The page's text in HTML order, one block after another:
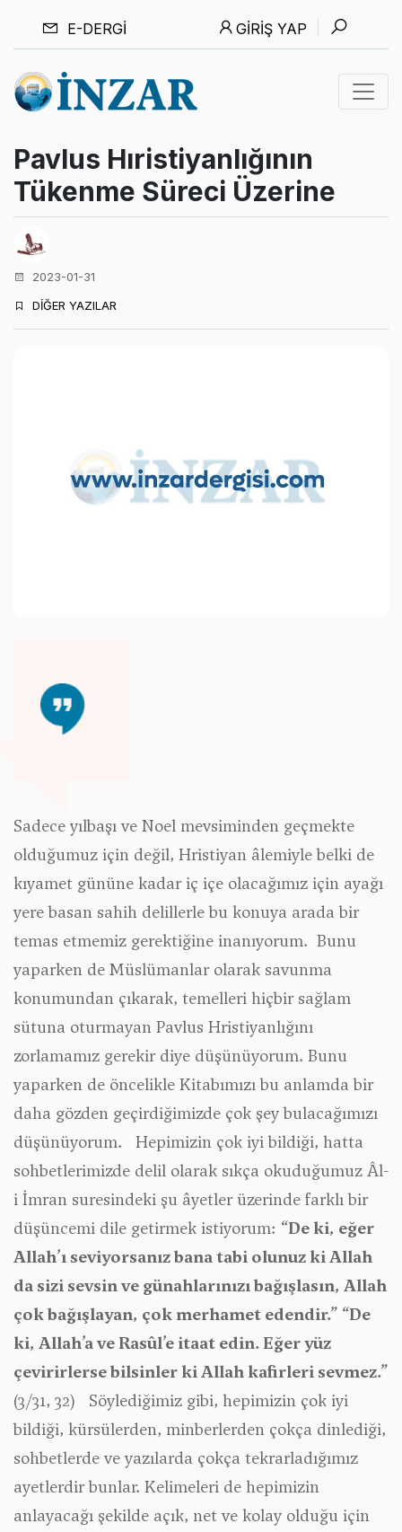
E-DERGI GIRIŞ YAP
Pavlus Hıristiyanlığının
Tükenme Süreci Üzerine
2023-01-31
DİĞER YAZILAR
Sadece yılbaşı ve Noel mevsiminden geçmekte
olduğumuz için değil, Hristiyan âlemiyle belki de
kıyamet gününe kadar iç içe olacağımız için ayağı
yere basan sahih delillerle bu konuya arada bir
temas etmemiz gerektiğine inanıyorum. Bunu
yaparken de Müslümanlar olarak savunma
konumundan çıkarak, temelleri hiçbir sağlam
sütuna oturmayan Pavlus Hristiyanlığını
zorlamamız gerekir diye düşünüyorum. Bunu
yaparken de öncelikle Kitabımızı bu anlamda bir
daha gözden geçirdiğimizde çok şey bulacağımızı
düşünüyorum. Hepimizin çok iyi bildiği, hatta
sohbetlerimizde delil olarak sıkça okuduğumuz Âl-
i İmran suresindeki şu âyetler üzerinde farklı bir
düşüncemi dile getirmek istiyorum: “De ki, eğer
Allah’ı seviyorsanız bana tabi olunuz ki Allah
da sizi sevsin ve günahlarınızı bağışlasın, Allah
çok bağışlayan, çok merhamet edendir.” “De
ki, Allah’a ve Rasûl’e itaat edin. Eğer yüz
çevirirlerse bilsinler ki Allah kafirleri sevmez.”
(3/31, 32) Söylediğimiz gibi, hepimizin çok iyi
bildiği, kürsülerden, minberlerden çokça dinlediği,
sohbetlerde ve yazılarda çokça tekrarladığımız
ayetlerdir bunlar. Kelimeleri de hepimizin
anlayacağı şekilde açık, net ve kolay olduğu için